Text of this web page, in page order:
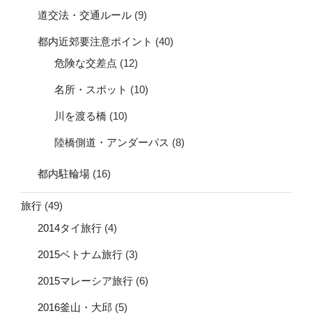
道交法・交通ルール (9)
都内近郊要注意ポイント (40)
危険な交差点 (12)
名所・スポット (10)
川を渡る橋 (10)
陸橋側道・アンダーパス (8)
都内駐輪場 (16)
旅行 (49)
2014タイ旅行 (4)
2015ベトナム旅行 (3)
2015マレーシア旅行 (6)
2016釜山・大邱 (5)